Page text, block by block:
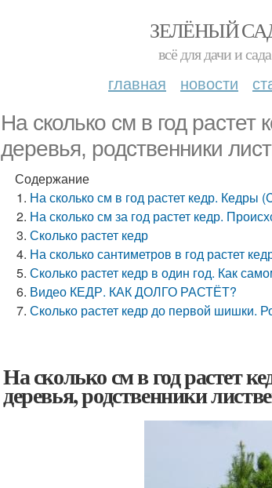
ЗЕЛЁНЫЙ
всё для дачи и сада
главная новости
На сколько см в год
деревья, родственники
Содержание
На сколько см в год растет кедр. Кедры
На сколько см за год растет кедр.
Сколько растет кедр
На сколько сантиметров в год растет
Сколько растет кедр в один год. Как
Видео КЕДР. КАК ДОЛГО РАСТЁТ?
Сколько растет кедр до первой шишки.
На сколько см в год растет
деревья, родственники